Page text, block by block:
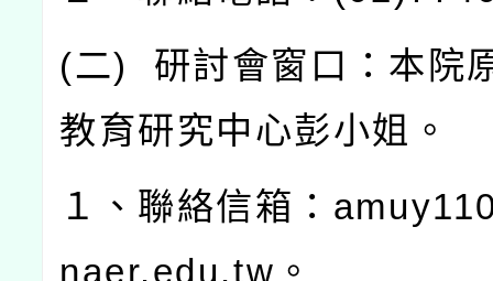
(二) 研討會窗口：本院
教育研究中心彭小姐。
１、聯絡信箱：
naer.edu.tw 。